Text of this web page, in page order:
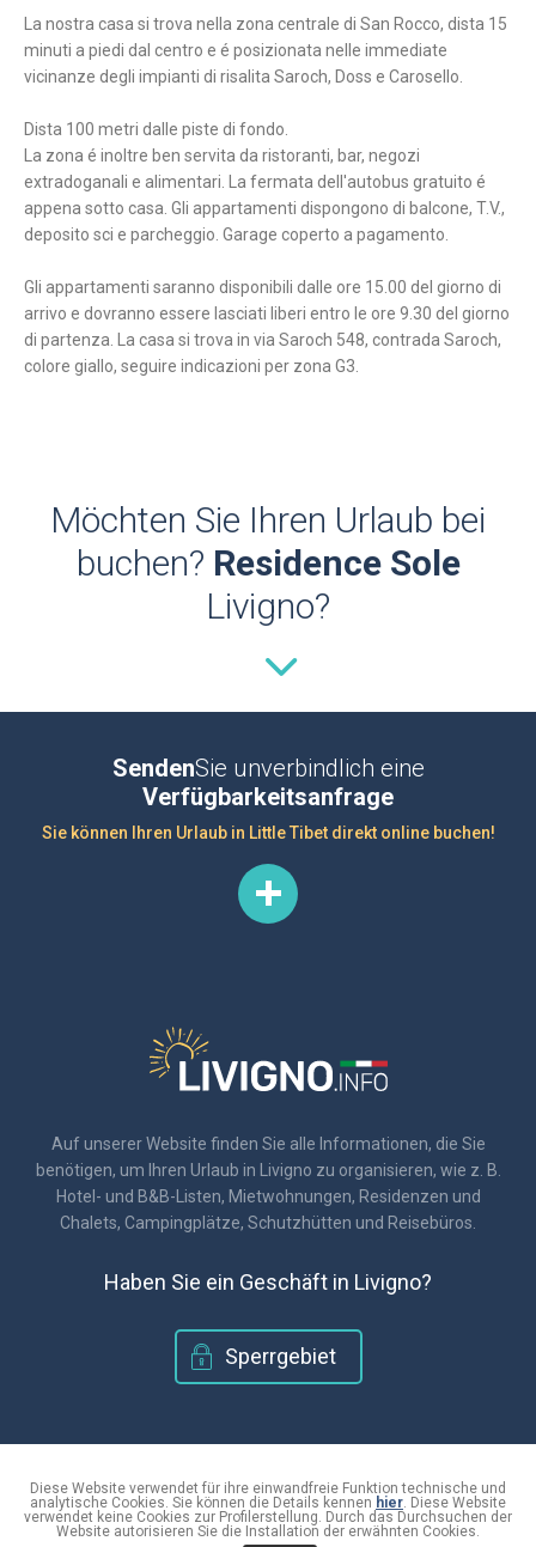
La nostra casa si trova nella zona centrale di San Rocco, dista 15
minuti a piedi dal centro e é posizionata nelle immediate
vicinanze degli impianti di risalita Saroch, Doss e Carosello.
Dista 100 metri dalle piste di fondo.
La zona é inoltre ben servita da ristoranti, bar, negozi
extradoganali e alimentari. La fermata dell'autobus gratuito é
appena sotto casa. Gli appartamenti dispongono di balcone, T.V.,
deposito sci e parcheggio. Garage coperto a pagamento.
Gli appartamenti saranno disponibili dalle ore 15.00 del giorno di
arrivo e dovranno essere lasciati liberi entro le ore 9.30 del giorno
di partenza. La casa si trova in via Saroch 548, contrada Saroch,
colore giallo, seguire indicazioni per zona G3.
Möchten Sie Ihren Urlaub bei
buchen? Residence Sole
Livigno?
SendenSie unverbindlich eine
Verfügbarkeitsanfrage
Sie können Ihren Urlaub in Little Tibet direkt online buchen!
Auf unserer Website finden Sie alle Informationen, die Sie
benötigen, um Ihren Urlaub in Livigno zu organisieren, wie z. B.
Hotel- und B&B-Listen, Mietwohnungen, Residenzen und
Chalets, Campingplätze, Schutzhütten und Reisebüros.
Haben Sie ein Geschäft in Livigno?
Sperrgebiet
© 2018 - Livigno.info |
C.F. 920171601410
|
Informationen zum Datenschutz und zur Verwendung von Cookies
|
Site erstellt von
Diese Website verwendet für ihre einwandfreie Funktion technische und
analytische Cookies. Sie können die Details kennen hier. Diese Website
verwendet keine Cookies zur Profilerstellung. Durch das Durchsuchen der
Website autorisieren Sie die Installation der erwähnten Cookies.